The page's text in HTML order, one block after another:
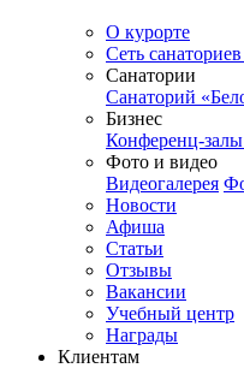
О курорте
Сеть
Санатории
Санаторий
Бизнес
Конференц-
Фото и видео
Видеогалерея
Новости
Афиша
Статьи
Отзывы
Вакансии
Учебный центр
Награды
Клиентам